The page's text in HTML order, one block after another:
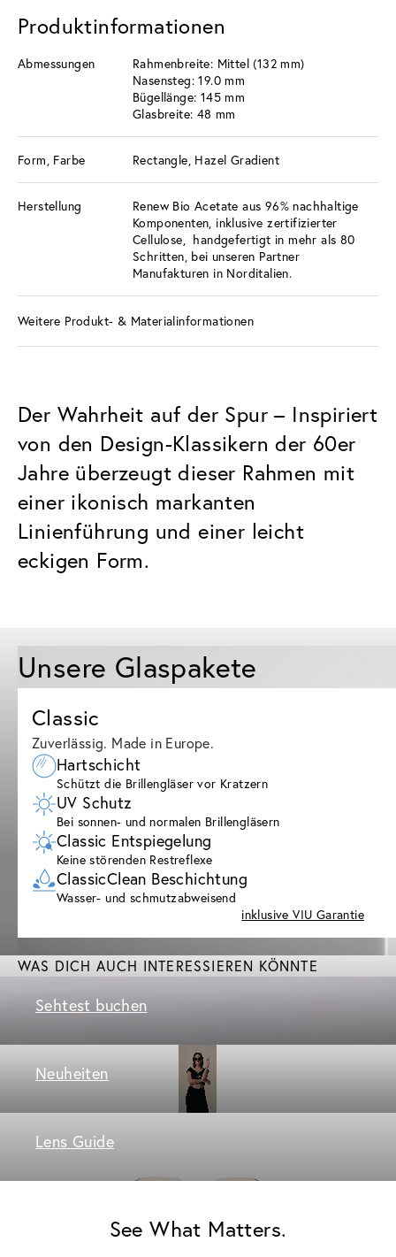
Produktinformationen
Abmessungen
Rahmenbreite: Mittel (132 mm)
Nasensteg: 19.0 mm
Bügellänge: 145 mm
Glasbreite: 48 mm
Form, Farbe Rectangle, Hazel Gradient
Herstellung
Renew Bio Acetate aus 96% nachhaltige
Komponenten, inklusive zertifizierter
Cellulose, handgefertigt in mehr als 80
Schritten, bei unseren Partner
Manufakturen in Norditalien.
Weitere Produkt- & Materialinformationen
Der Wahrheit auf der Spur – Inspiriert
von den Design-Klassikern der 60er
Jahre überzeugt dieser Rahmen mit
einer ikonisch markanten
Linienführung und einer leicht
eckigen Form.
Unsere Glaspakete
Classic
Zuverlässig. Made in Europe.
Hartschicht
Schützt die Brillengläser vor Kratzern
UV Schutz
Bei sonnen- und normalen Brillengläsern
Classic Entspiegelung
Keine störenden Restreflexe
ClassicClean Beschichtung
Wasser- und schmutzabweisend
inklusive VIU Garantie
WAS DICH AUCH INTERESSIEREN KÖNNTE
Sehtest buchen
Neuheiten
Lens Guide
See What Matters.